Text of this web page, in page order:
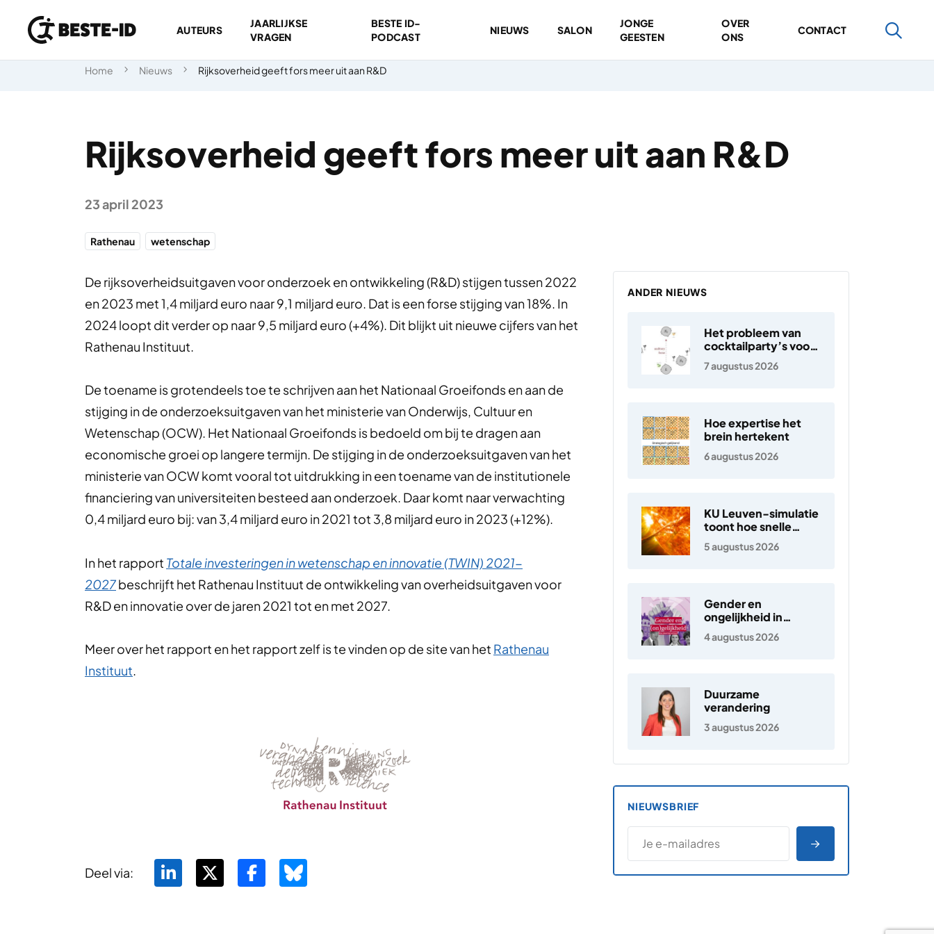
Ga naar inhoud
AUTEURS
JAARLIJKSE
VRAGEN
BESTE ID-
PODCAST
NIEUWS SALON
JONGE
GEESTEN
OVER
ONS
CONTACT
Home Nieuws Rijksoverheid geeft fors meer uit aan R&D
Rijksoverheid geeft fors meer uit aan R&D
23 april 2023
Rathenau wetenschap
De rijksoverheidsuitgaven voor onderzoek en ontwikkeling (R&D) stijgen tussen 2022
en 2023 met 1,4 miljard euro naar 9,1 miljard euro. Dat is een forse stijging van 18%. In
2024 loopt dit verder op naar 9,5 miljard euro (+4%). Dit blijkt uit nieuwe cijfers van het
Rathenau Instituut.
De toename is grotendeels toe te schrijven aan het Nationaal Groeifonds en aan de
stijging in de onderzoeksuitgaven van het ministerie van Onderwijs, Cultuur en
Wetenschap (OCW). Het Nationaal Groeifonds is bedoeld om bij te dragen aan
economische groei op langere termijn. De stijging in de onderzoeksuitgaven van het
ministerie van OCW komt vooral tot uitdrukking in een toename van de institutionele
financiering van universiteiten besteed aan onderzoek. Daar komt naar verwachting
0,4 miljard euro bij: van 3,4 miljard euro in 2021 tot 3,8 miljard euro in 2023 (+12%).
In het rapport Totale investeringen in wetenschap en innovatie (TWIN) 2021-
2027beschrijft het Rathenau Instituut de ontwikkeling van overheidsuitgaven voor
R&D en innovatie over de jaren 2021 tot en met 2027.
Meer over het rapport en het rapport zelf is te vinden op de site van het Rathenau
Instituut.
Deel via:
ANDER NIEUWS
Het probleem van
cocktailparty’s voor
hoortoestellen
7 augustus 2026
Hoe expertise het
brein hertekent
6 augustus 2026
KU Leuven-simulatie
toont hoe snelle
elektronen in de
zonnewind ontstaan
5 augustus 2026
Gender en
ongelijkheid in
Nederland
4 augustus 2026
Duurzame
verandering
3 augustus 2026
NIEUWSBRIEF
E-MAILADRES
*
AANMELDEN